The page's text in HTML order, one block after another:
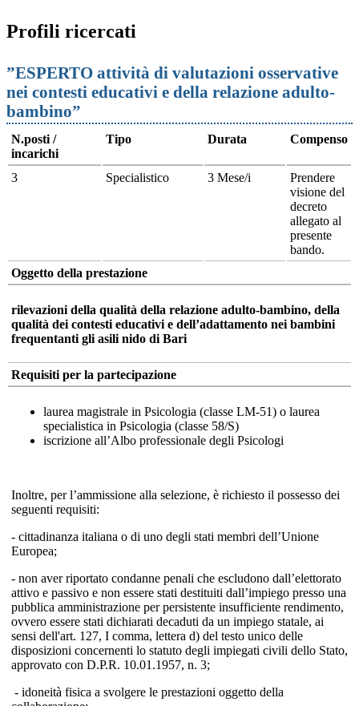
Profili ricercati
”ESPERTO attività di valutazioni osservative
nei contesti educativi e della relazione adulto-
bambino”
N.posti /
incarichi
Tipo Durata Compenso
3 Specialistico 3 Mese/i
Prendere
visione del
decreto
allegato al
presente
bando.
Oggetto della prestazione
rilevazioni della qualità della relazione adulto-bambino, della
qualità dei contesti educativi e dell’adattamento nei bambini
frequentanti gli asili nido di Bari
Requisiti per la partecipazione
laurea magistrale in Psicologia (classe LM-51) o laurea
specialistica in Psicologia (classe 58/S)
iscrizione all’Albo professionale degli Psicologi
Inoltre, per l’ammissione alla selezione, è richiesto il possesso dei
seguenti requisiti:
- cittadinanza italiana o di uno degli stati membri dell’Unione
Europea;
- non aver riportato condanne penali che escludono dall’elettorato
attivo e passivo e non essere stati destituiti dall’impiego presso una
pubblica amministrazione per persistente insufficiente rendimento,
ovvero essere stati dichiarati decaduti da un impiego statale, ai
sensi dell'art. 127, I comma, lettera d) del testo unico delle
disposizioni concernenti lo statuto degli impiegati civili dello Stato,
approvato con D.P.R. 10.01.1957, n. 3;
- idoneità fisica a svolgere le prestazioni oggetto della